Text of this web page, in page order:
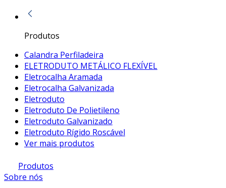
Produtos
Calandra Perfiladeira
ELETRODUTO METÁLICO FLEXÍVEL
Eletrocalha Aramada
Eletrocalha Galvanizada
Eletroduto
Eletroduto De Polietileno
Eletroduto Galvanizado
Eletroduto Rígido Roscável
Ver mais produtos
Produtos
Sobre nós